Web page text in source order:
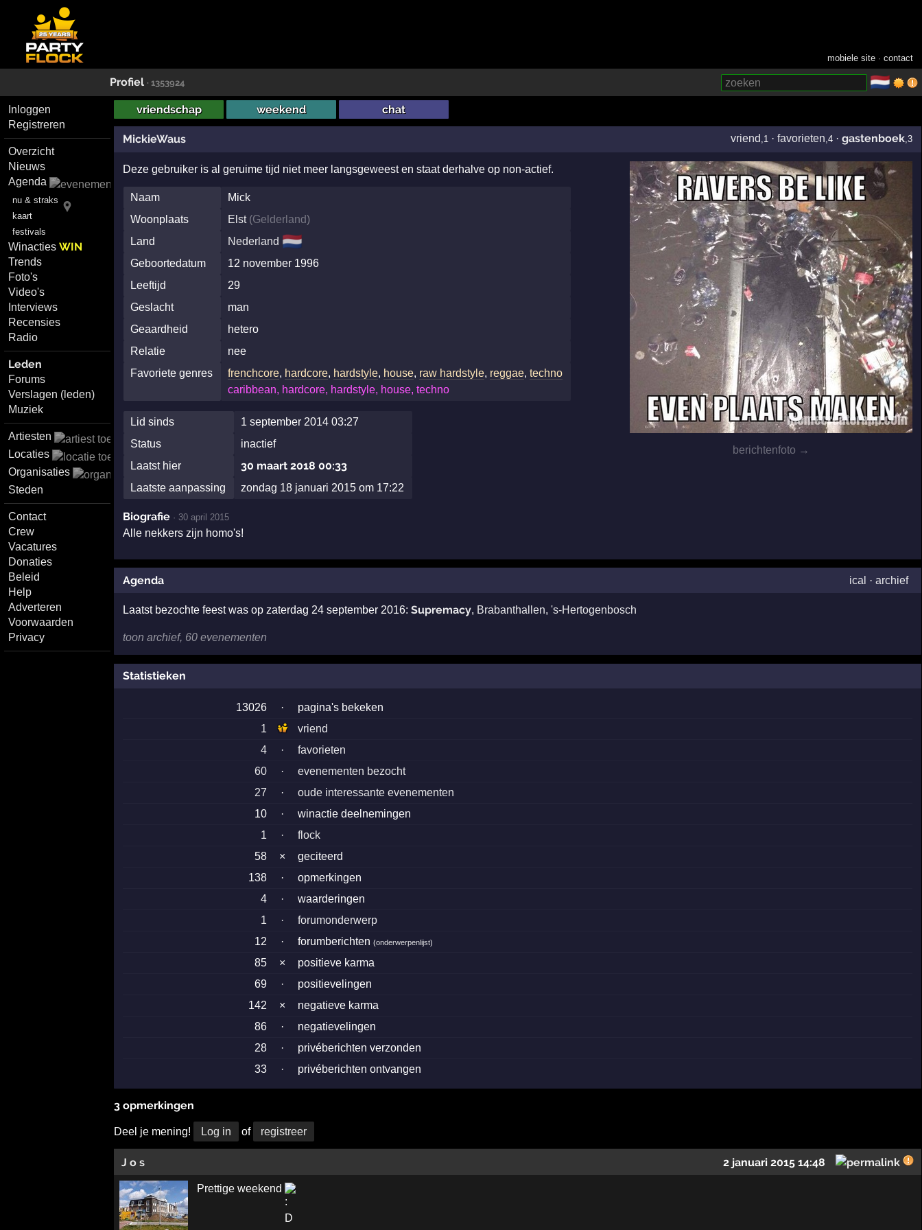
mobiele site ·contact
Profiel · 1353924 🇳🇱
Inloggen
Registreren
Overzicht
Nieuws
Agenda
nu & straks
kaart
festivals
WinactiesWIN
Trends
Foto's
Video's
Interviews
Recensies
Radio
Leden
Forums
Verslagen (leden)
Muziek
Artiesten
Locaties
Organisaties
Steden
Contact
Crew
Vacatures
Donaties
Beleid
Help
Adverteren
Voorwaarden
Privacy
vriendschap weekend chat
MickieWaus vriend ,1 ·favorieten,4 ·gastenboek,3
berichtenfoto →
Deze gebruiker is al geruime tijd niet meer langsgeweest en staat derhalve op non-actief.
Naam
Mick
Woonplaats
Elst (Gelderland)
Land
Nederland 🇳🇱
Geboortedatum
12 november 1996
Leeftijd
29
Geslacht
man
Geaardheid
hetero
Relatie
nee
Favoriete genres
frenchcore, hardcore, hardstyle, house, raw hardstyle, reggae,techno
caribbean, hardcore, hardstyle, house, techno
Lid sinds
1 september 2014 03:27
Status
inactief
Laatst hier
30 maart 2018 00:33
Laatste aanpassing zondag 18 januari 2015 om 17:22
Biografie · 30 april 2015
Alle nekkers zijn homo's!
Agenda ical · archief
Laatst bezochte feest was op zaterdag 24 september 2016: Supremacy, Brabanthallen, 's-Hertogenbosch
toon archief, 60 evenementen
Statistieken
13026 ·
pagina's bekeken
1
vriend
4
·
favorieten
60
·
evenementen bezocht
27
·
oude interessante evenementen
10
·
winactie deelnemingen
1
·
flock
58
×
geciteerd
138
·
opmerkingen
4
·
waarderingen
1
·
forumonderwerp
12
· forumberichten(onderwerpenlijst)
85 ×
positieve karma
69
·
positievelingen
142
×
negatieve karma
86
·
negatievelingen
28
·
privéberichten verzonden
33
· privéberichten ontvangen
3 opmerkingen
Deel je mening! Log in of registreer
J o s 2 januari 2015 14:48
Prettige weekend